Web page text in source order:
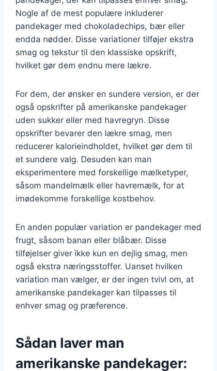
Nogle af de mest populære inkluderer
pandekager med chokoladechips, bær eller
endda nødder. Disse variationer tilføjer ekstra
smag og tekstur til den klassiske opskrift,
hvilket gør dem endnu mere lækre.
For dem, der ønsker en sundere version, er der
også opskrifter på amerikanske pandekager
uden sukker eller med havregryn. Disse
opskrifter bevarer den lækre smag, men
reducerer kalorieindholdet, hvilket gør dem til
et sundere valg. Desuden kan man
eksperimentere med forskellige mælketyper,
såsom mandelmælk eller havremælk, for at
imødekomme forskellige kostbehov.
En anden populær variation er pandekager med
frugt, såsom banan eller blåbær. Disse
tilføjelser giver ikke kun en dejlig smag, men
også ekstra næringsstoffer. Uanset hvilken
variation man vælger, er der ingen tvivl om, at
amerikanske pandekager kan tilpasses til
enhver smag og præference.
Sådan laver man
amerikanske pandekager: